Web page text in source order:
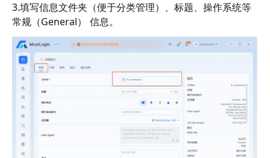
3.填写信息文件夹（便于分类管理）、标题、操作系统等
常规（General） 信息。